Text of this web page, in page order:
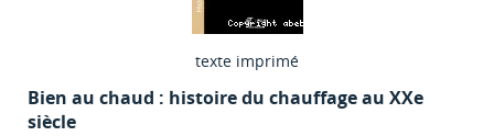
texte imprimé
Bien au chaud : histoire du chauffage au XXe
siècle